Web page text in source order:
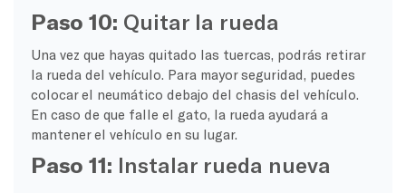
Paso 10: Quitar la rueda
Una vez que hayas quitado las tuercas, podrás retirar
la rueda del vehículo. Para mayor seguridad, puedes
colocar el neumático debajo del chasis del vehículo.
En caso de que falle el gato, la rueda ayudará a
mantener el vehículo en su lugar.
Paso 11: Instalar rueda nueva